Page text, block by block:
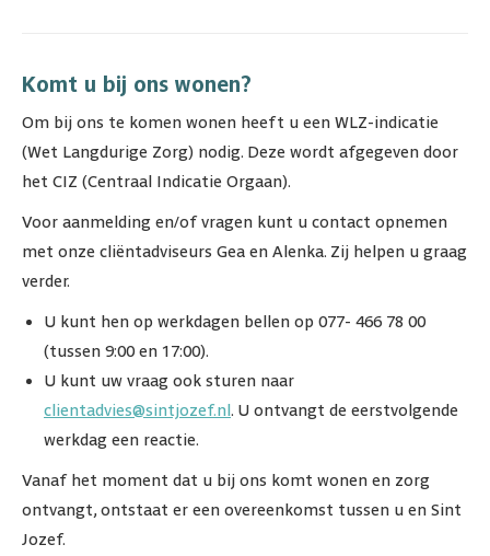
Komt u bij ons wonen?
Om bij ons te komen wonen heeft u een WLZ-indicatie
(Wet Langdurige Zorg) nodig. Deze wordt afgegeven door
het CIZ (Centraal Indicatie Orgaan).
Voor aanmelding en/of vragen kunt u contact opnemen
met onze cliëntadviseurs Gea en Alenka. Zij helpen u graag
verder.
U kunt hen op werkdagen bellen op 077- 466 78 00
(tussen 9:00 en 17:00).
U kunt uw vraag ook sturen naar
clientadvies@sintjozef.nl. U ontvangt de eerstvolgende
werkdag een reactie.
Vanaf het moment dat u bij ons komt wonen en zorg
ontvangt, ontstaat er een overeenkomst tussen u en Sint
Jozef.